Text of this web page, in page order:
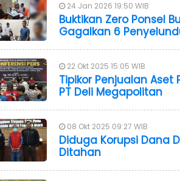
24 Jan 2026 19:50 WIB
Buktikan Zero Ponsel
Gagalkan 6
22 Okt 2025 15:05 WIB
Tipikor Penjualan Aset
PT Deli Megapolitan
08 Okt 2025 09:27 WIB
Diduga Korupsi Dana
Ditahan